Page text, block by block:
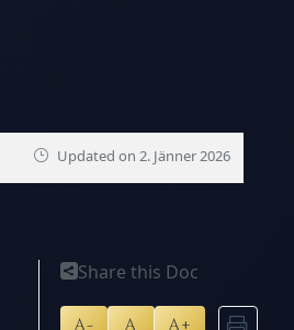
Updated on 2. Jänner 2026
Share this Doc
A- A A+